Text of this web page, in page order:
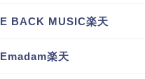
BACK MUSIC楽天
楽天